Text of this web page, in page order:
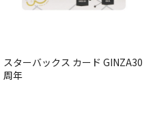
スターバックス カード GINZA30
周年